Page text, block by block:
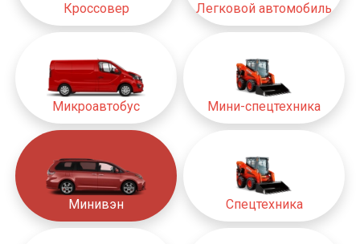
Кроссовер Легковой автомобиль
Микроавтобус Мини-спецтехника
Минивэн Спецтехника